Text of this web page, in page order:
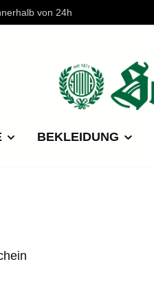
von 24h
BEKLEIDUNG